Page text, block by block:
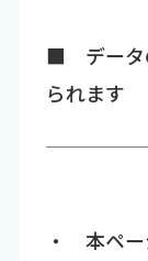
■ データ
られます
・ 本ペー